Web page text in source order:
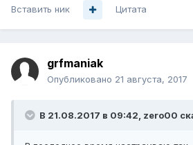
Вставить ник Цитата
grfmaniak
Опубликовано 21 августа, 2017
В 21.08.2017 в 09:42, zero00